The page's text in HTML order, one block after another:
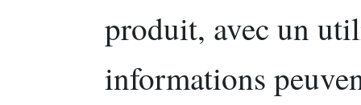
produit, avec un
informations